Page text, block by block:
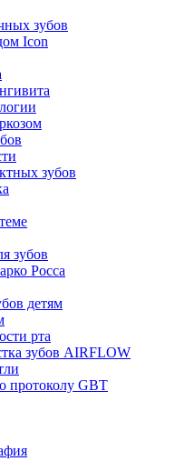
зубов
Icon
зубов
зубов
Росса
детям
рта
зубов AIRFLOW
протоколу GBT